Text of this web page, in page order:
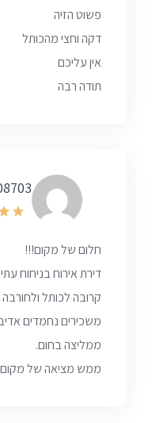
פשוט הזיה
דקה וחצי מהכותל
אין עליכם
תודה רבה
חלום של מקום!!!
דירת אירוח בניחוח
קרובה לכותל ולחורבה
משכירים נחמדים
ממליצה בחום.
ממש מציאה של